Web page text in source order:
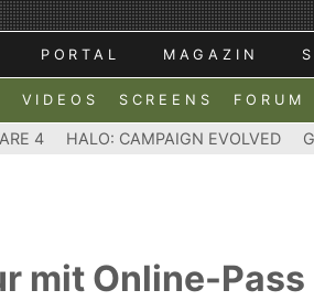
PORTAL MAGAZIN
VIDEOS SCREENS FORUM
4 HALO: CAMPAIGN EVOLVED
mit Online-Pass